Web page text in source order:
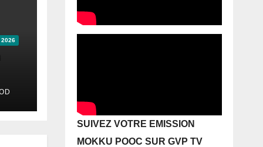
2026
SUIVEZ VOTRE EMISSION
MOKKU POOC SUR GVP TV